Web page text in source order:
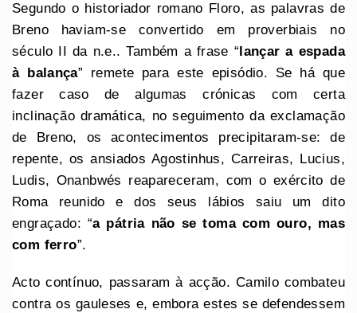
Segundo o historiador romano Floro, as palavras de
Breno haviam-se convertido em proverbiais no
século II da n.e.. Também a frase “ lançar a espada
à balança” remete para este episódio. Se há que
fazer caso de algumas crónicas com certa
inclinação dramática, no seguimento da exclamação
de Breno, os acontecimentos precipitaram-se: de
repente, os ansiados Agostinhus, Carreiras, Lucius,
Ludis, Onanbwés reapareceram, com o exército de
Roma reunido e dos seus lábios saiu um dito
engraçado: “a pátria não se toma com ouro, mas
com ferro”.
Acto contínuo, passaram à acção. Camilo combateu
contra os gauleses e, embora estes se defendessem